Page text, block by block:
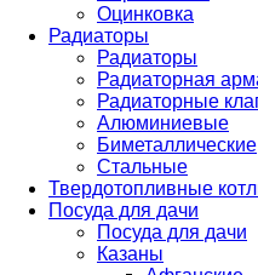
Оцинковка
Радиаторы
Радиаторы
Радиаторная
Радиаторные
Алюминиевые
Биметаллические
Стальные
Твердотопливные
Посуда для дачи
Посуда для дачи
Казаны